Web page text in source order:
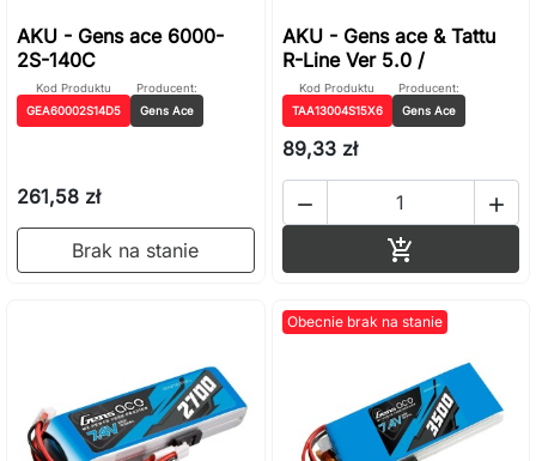
AKU - Gens ace 6000-
2S-140C
Kod Produktu
GEA60002S14D5
Producent:
Gens Ace
261,58 zł
Brak na stanie
AKU - Gens ace & Tattu
R-Line Ver 5.0 /
Kod Produktu
TAA13004S15X6
Producent:
Gens Ace
89,33 zł
 

Obecnie brak na stanie